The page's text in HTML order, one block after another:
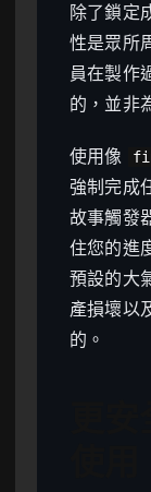
除了鎖定
性是眾所
員在製作
的，並非
使用像
強制完成
故事觸發
住您的進
預設的大
產損壞以
的。